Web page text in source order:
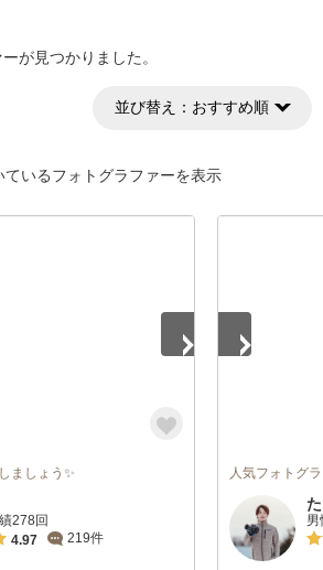
が見つかりました。
並び替え： おすすめ順
ているフォトグラファーを表示
ましょう✨
278回
4.97
219件
人気フォトグ